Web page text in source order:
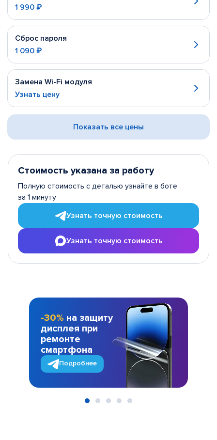
1 990 ₽
Сброс пароля
1 090 ₽
Замена Wi-Fi модуля
Узнать цену
Показать все цены
Стоимость указана за работу
Полную стоимость с деталью узнайте в боте
за 1 минуту
Узнать точную стоимость
Узнать точную стоимость
-30% на защиту
дисплея при
ремонте
смартфона
Подробнее